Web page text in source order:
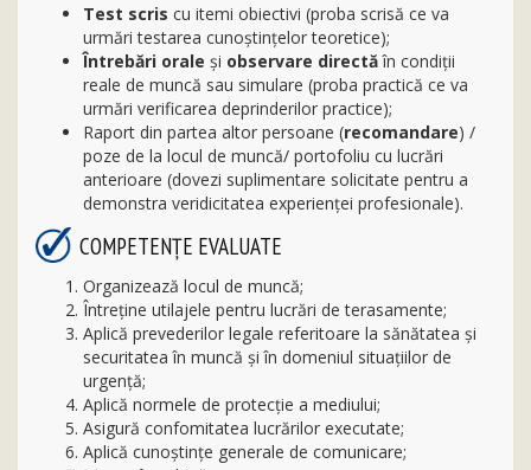
Test scris cu itemi obiectivi (proba scrisă ce va
urmări testarea cunoştinţelor teoretice);
Întrebări orale şi observare directăîn condiţii
reale de muncă sau simulare (proba practică ce va
urmări verificarea deprinderilor practice);
Raport din partea altor persoane (recomandare) /
poze de la locul de muncă/ portofoliu cu lucrări
anterioare (dovezi suplimentare solicitate pentru a
demonstra veridicitatea experienţei profesionale).
COMPETENŢE EVALUATE
Organizează locul de muncă;
Întreţine utilajele pentru lucrări de terasamente;
Aplică prevederilor legale referitoare la sănătatea şi
securitatea în muncă şi în domeniul situaţiilor de
urgenţă;
Aplică normele de protecție a mediului;
Asigură confomitatea lucrărilor executate;
Aplică cunoștințe generale de comunicare;